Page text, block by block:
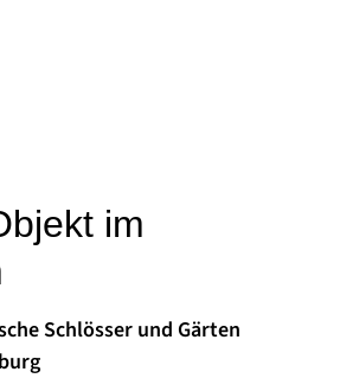
im
Schlösser und Gärten